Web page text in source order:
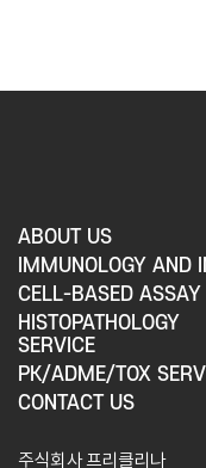
ABOUT US
IMMUNOLOGY AND
CELL-BASED ASSAY
HISTOPATHOLOGY
SERVICE
PK/ADME/TOX
CONTACT US
주식회사 프리클리나